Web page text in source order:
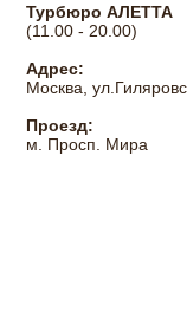
Турбюро АЛЕТТА
(11.00 - 20.00)
Адрес:
Москва,
Проезд:
м. Просп. Мира